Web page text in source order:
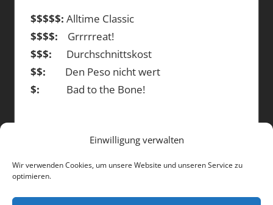
Einwilligung verwalten
Wir verwenden Cookies, um unsere Website und unseren Service zu
optimieren.
$$$$$: Alltime Classic
$$$$: Grrrrreat!
$$$: Durchschnittskost
$$: Den Peso nicht wert
$: Bad to the Bone!
DIE BEITRÄGE